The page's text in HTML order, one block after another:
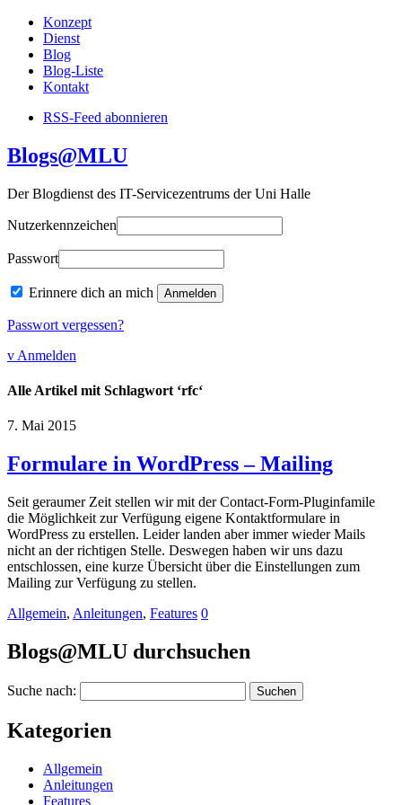
Konzept
Dienst
Blog
Blog-Liste
Kontakt
RSS-Feed abonnieren
Blogs@MLU
Der Blogdienst des IT-Servicezentrums der Uni Halle
Nutzerkennzeichen
Passwort
Erinnere dich an mich
Passwort vergessen?
v Anmelden
Alle Artikel mit Schlagwort ‘rfc‘
7. Mai 2015
Formulare in WordPress – Mailing
Seit geraumer Zeit stellen wir mit der Contact-Form-Pluginfamile
die Möglichkeit zur Verfügung eigene Kontaktformulare in
WordPress zu erstellen. Leider landen aber immer wieder Mails
nicht an der richtigen Stelle. Deswegen haben wir uns dazu
entschlossen, eine kurze Übersicht über die Einstellungen zum
Mailing zur Verfügung zu stellen.
Allgemein, Anleitungen, Features 0
Blogs@MLU durchsuchen
Suche nach:
Kategorien
Allgemein
Anleitungen
Features